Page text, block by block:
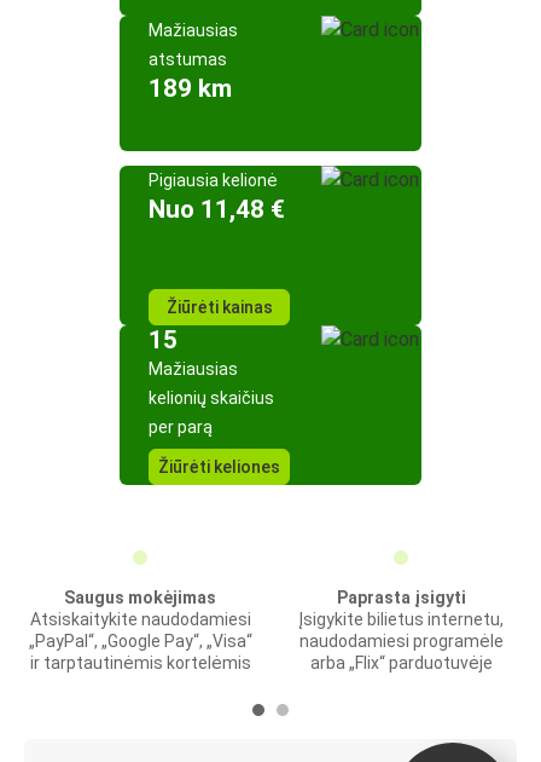
Mažiausias
atstumas
189 km
Pigiausia kelionė
Nuo 11,48 €
Žiūrėti kainas
15
Mažiausias
kelionių skaičius
per parą
Žiūrėti keliones
Saugus mokėjimas
Atsiskaitykite naudodamiesi
„PayPal“, „Google Pay“, „Visa“
ir tarptautinėmis kortelėmis
Paprasta įsigyti
Įsigykite bilietus internetu,
naudodamiesi programėle
arba „Flix“ parduotuvėje